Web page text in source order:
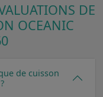
DE
OCEANIC
de cuisson